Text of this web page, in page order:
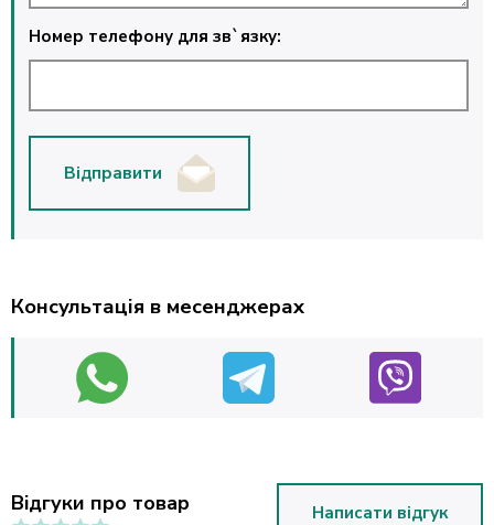
Номер телефону для зв`язку:
Відправити
Консультація в месенджерах
Відгуки про товар Написати відгук